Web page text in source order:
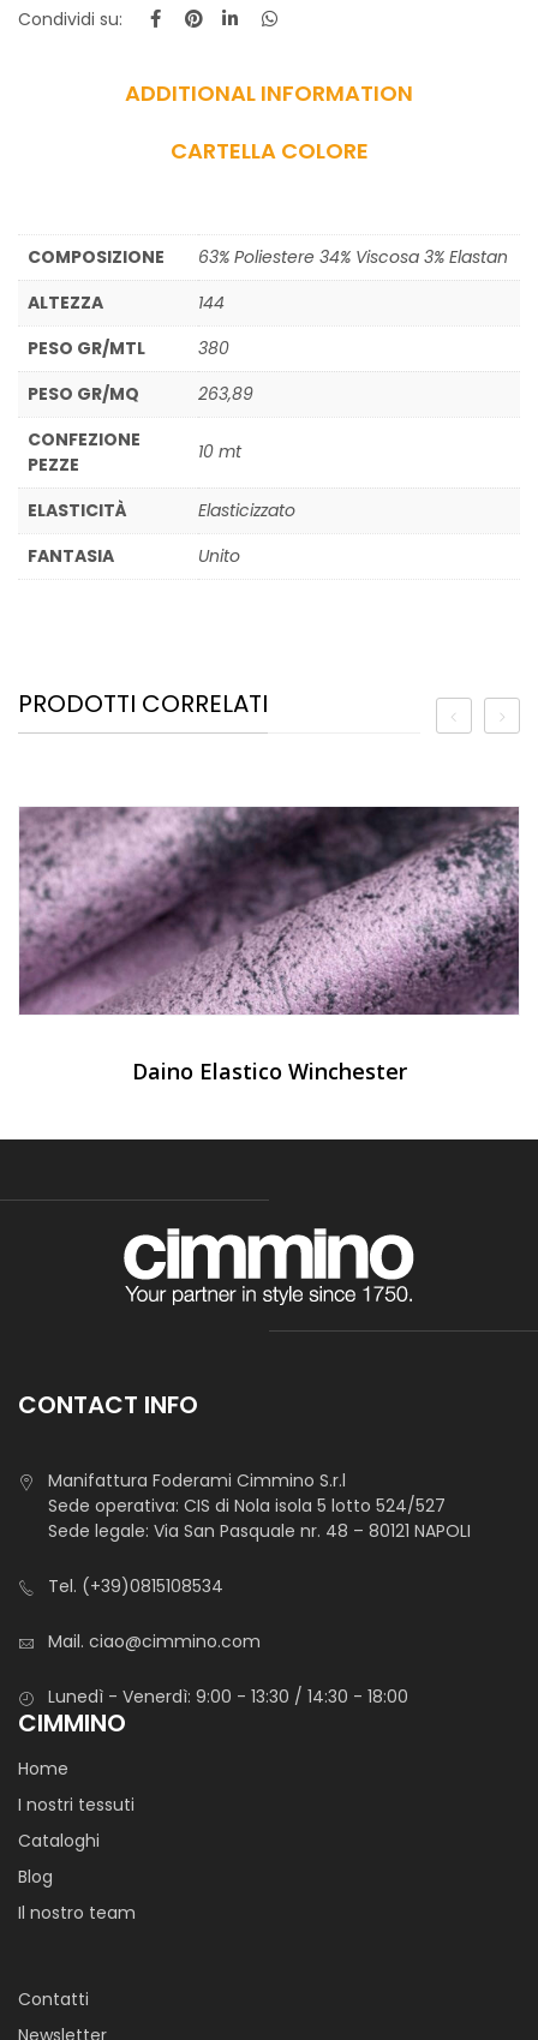
Condividi su:
ADDITIONAL INFORMATION
CARTELLA COLORE
COMPOSIZIONE
63% Poliestere 34% Viscosa 3% Elastan
ALTEZZA
144
PESO GR/MTL
380
PESO GR/MQ
263,89
CONFEZIONE
PEZZE
10 mt
ELASTICITÀ
Elasticizzato
FANTASIA
Unito
PRODOTTI CORRELATI
Daino Elastico Winchester
CONTACT INFO
Manifattura Foderami Cimmino S.r.l
Sede operativa: CIS di Nola isola 5 lotto 524/527
Sede legale: Via San Pasquale nr. 48 – 80121 NAPOLI
Tel. (+39)0815108534
Mail. ciao@cimmino.com
Lunedì - Venerdì: 9:00 - 13:30 / 14:30 - 18:00
CIMMINO
Home
I nostri tessuti
Cataloghi
Blog
Il nostro team
Contatti
Newsletter